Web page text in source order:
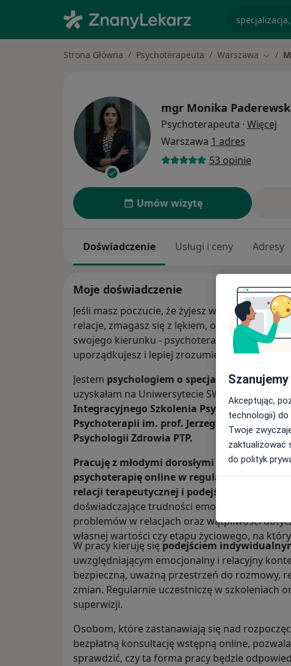
Strona Główna Psychoterapeuta Warszawa Zmień
mgr Monika
Psychoterapeuta · Więcej
Warszawa 1 adres
53 opinie
Umów wizytę
Doświadczenie Usługi i ceny Adresy
Moje doświadczenie
Jeśli masz poczucie, że żyjesz w ciągłym
relacje, zmagasz się z lękiem, obniżonym
swojego kierunku - psychoterapia może być
uporządkujesz i lepiej zrozumiesz siebie.
Jestem psychologiem o specjalności
uzyskałam na Uniwersytecie SWPS w
Integracyjnego Szkolenia Psychoterapeutów
Psychoterapii im. prof. Jerzego Mellibrudy,
Psychologii Zdrowia PTP.
Pracuję z młodymi dorosłymi w wieku
psychoterapię online w regularnej,
relacji terapeutycznej i podejściu
doświadczające trudności emocjonalnych,
problemów w relacjach oraz wątpliwości
własnej wartości czy etapu życiowego, na
W pracy kieruję się podejściem
uwzględniającym emocjonalny i relacyjny
bezpieczną, uważną przestrzeń do rozmowy,
zmian. Regularnie uczestniczę w szkoleniach
superwizji.
Osobom, które zastanawiają się nad
bezpłatną konsultację wstępną online,
sprawdzić, czy ta forma pracy będzie
Akceptując,
technologii)
Twoje
zaktualizować
do polityk